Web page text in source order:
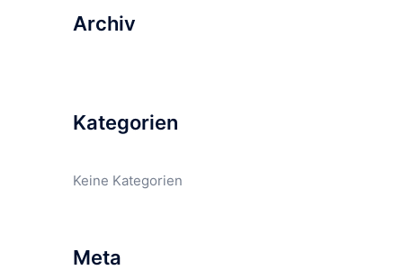
Archiv
Kategorien
Keine Kategorien
Meta